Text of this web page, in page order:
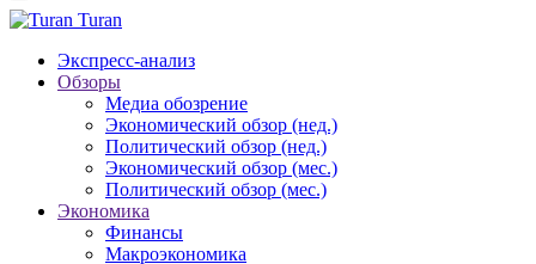
Turan
Экспресс-анализ
Обзоры
Медиа обозрение
Экономический обзор (нед.)
Политический обзор (нед.)
Экономический обзор (мес.)
Политический обзор (мес.)
Экономика
Финансы
Макроэкономика